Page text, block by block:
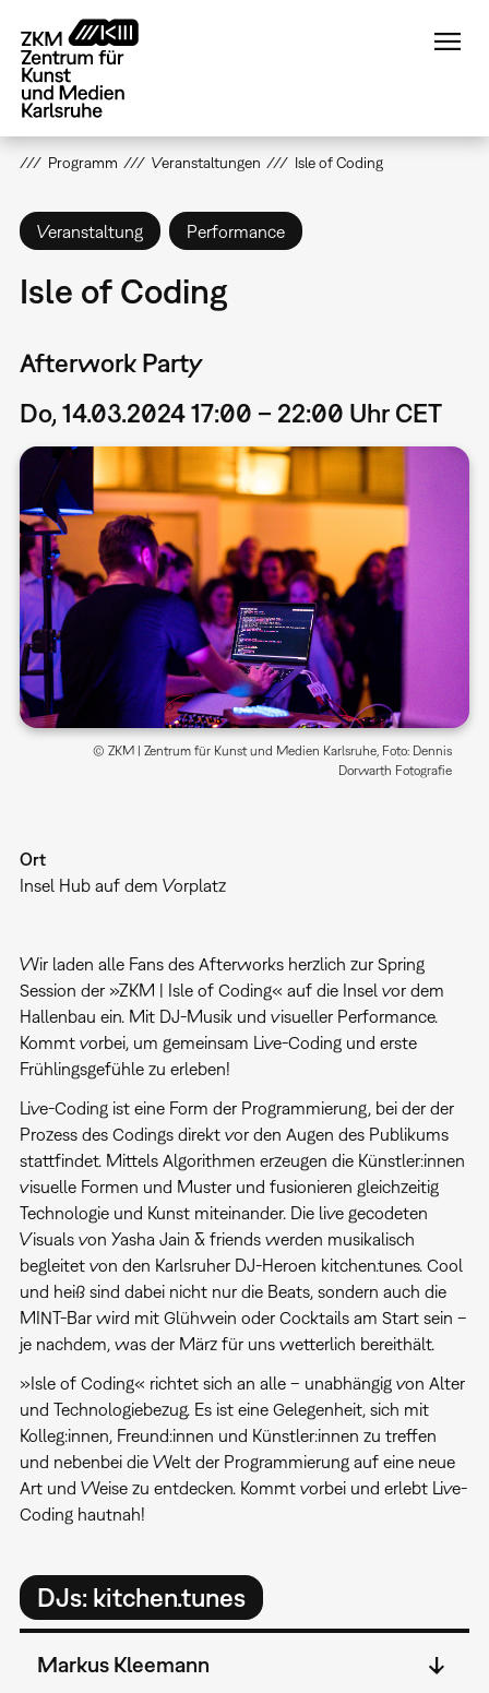
zum
Inhalt
Programm Veranstaltungen Isle of Coding
Veranstaltung Performance
Isle of Coding
Afterwork Party
Do, 14.03.2024 17:00 – 22:00 Uhr CET
© ZKM | Zentrum für Kunst und Medien Karlsruhe, Foto: Dennis
Dorwarth Fotografie
Ort
Insel Hub auf dem Vorplatz
Wir laden alle Fans des Afterworks herzlich zur Spring
Session der »ZKM | Isle of Coding« auf die Insel vor dem
Hallenbau ein. Mit DJ-Musik und visueller Performance.
Kommt vorbei, um gemeinsam Live-Coding und erste
Frühlingsgefühle zu erleben!
Live-Coding ist eine Form der Programmierung, bei der der
Prozess des Codings direkt vor den Augen des Publikums
stattfindet. Mittels Algorithmen erzeugen die Künstler:innen
visuelle Formen und Muster und fusionieren gleichzeitig
Technologie und Kunst miteinander. Die live gecodeten
Visuals von Yasha Jain & friends werden musikalisch
begleitet von den Karlsruher DJ-Heroen kitchen.tunes. Cool
und heiß sind dabei nicht nur die Beats, sondern auch die
MINT-Bar wird mit Glühwein oder Cocktails am Start sein –
je nachdem, was der März für uns wetterlich bereithält.
»Isle of Coding« richtet sich an alle – unabhängig von Alter
und Technologiebezug. Es ist eine Gelegenheit, sich mit
Kolleg:innen, Freund:innen und Künstler:innen zu treffen
und nebenbei die Welt der Programmierung auf eine neue
Art und Weise zu entdecken. Kommt vorbei und erlebt Live-
Coding hautnah!
DJs: kitchen.tunes
Markus Kleemann